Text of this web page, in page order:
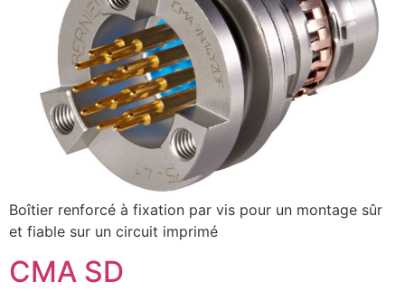
Boîtier renforcé à fixation par vis pour un montage sûr
et fiable sur un circuit imprimé
CMA SD